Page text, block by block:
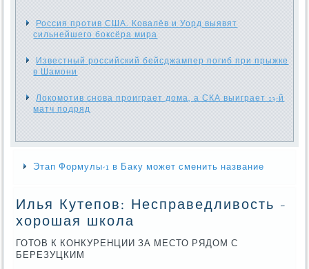
Россия против США. Ковалёв и Уорд выявят
сильнейшего боксёра мира
Известный российский бейсджампер погиб при прыжке
в Шамони
Локомотив снова проиграет дома, а СКА выиграет 13-й
матч подряд
Этап Формулы-1 в Баку может сменить название
Илья Кутепов: Несправедливость -
хорошая школа
ГОТОВ К КОНКУРЕНЦИИ ЗА МЕСТО РЯДОМ С
БЕРЕЗУЦКИМ